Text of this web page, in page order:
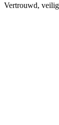
Vertrouwd,